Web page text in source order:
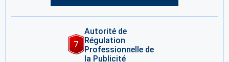
7
Autorité de
Régulation
Professionnelle de
la Publicité